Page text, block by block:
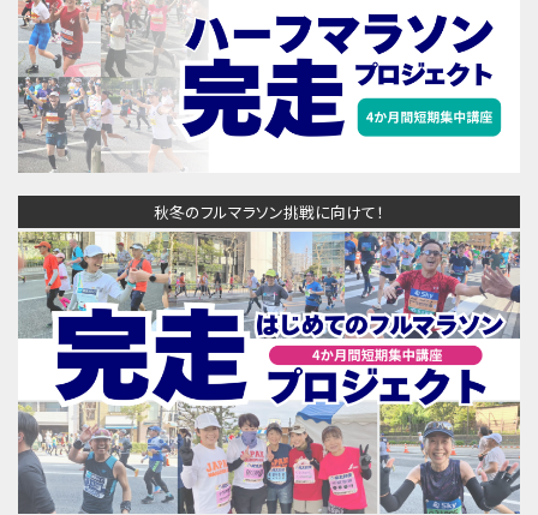
秋冬のフルマラソン挑戦に向けて！